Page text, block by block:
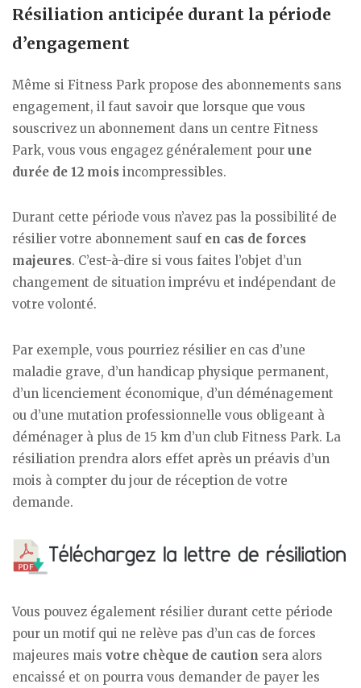
Résiliation anticipée durant la période
d’engagement
Même si Fitness Park propose des abonnements sans
engagement, il faut savoir que lorsque que vous
souscrivez un abonnement dans un centre Fitness
Park, vous vous engagez généralement pour une
durée de 12 mois incompressibles.
Durant cette période vous n’avez pas la possibilité de
résilier votre abonnement sauf en cas de forces
majeures. C’est-à-dire si vous faites l’objet d’un
changement de situation imprévu et indépendant de
votre volonté.
Par exemple, vous pourriez résilier en cas d’une
maladie grave, d’un handicap physique permanent,
d’un licenciement économique, d’un déménagement
ou d’une mutation professionnelle vous obligeant à
déménager à plus de 15 km d’un club Fitness Park. La
résiliation prendra alors effet après un préavis d’un
mois à compter du jour de réception de votre
demande.
Vous pouvez également résilier durant cette période
pour un motif qui ne relève pas d’un cas de forces
majeures mais votre chèque de caution sera alors
encaissé et on pourra vous demander de payer les